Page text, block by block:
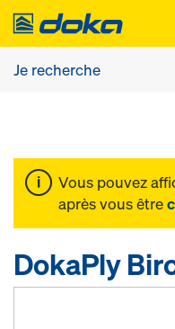
Vous pouvez
après vous être
DokaPly